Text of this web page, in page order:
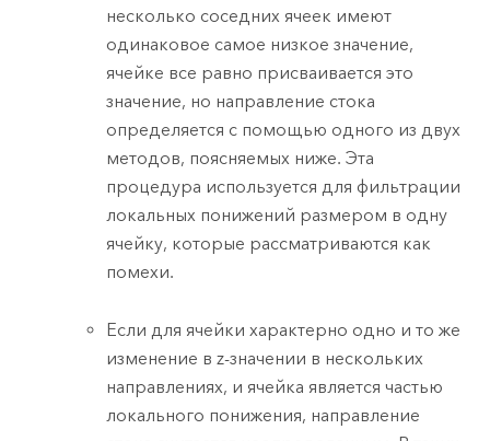
несколько соседних ячеек имеют
одинаковое самое низкое значение,
ячейке все равно присваивается это
значение, но направление стока
определяется с помощью одного из двух
методов, поясняемых ниже. Эта
процедура используется для фильтрации
локальных понижений размером в одну
ячейку, которые рассматриваются как
помехи.
Если для ячейки характерно одно и то же
изменение в z-значении в нескольких
направлениях, и ячейка является частью
локального понижения, направление